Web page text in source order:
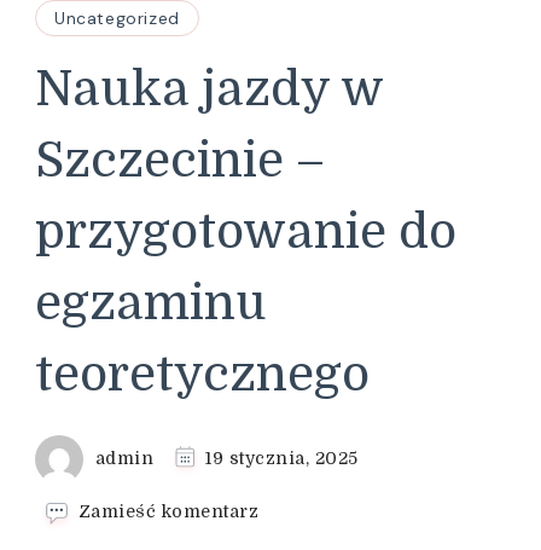
Uncategorized
Nauka jazdy w
Szczecinie –
przygotowanie do
egzaminu
teoretycznego
admin 19 stycznia, 2025
Zamieść komentarz